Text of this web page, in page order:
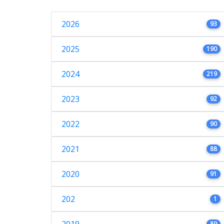
2026 93
2025 190
2024 219
2023 92
2022 90
2021 88
2020 91
202 1